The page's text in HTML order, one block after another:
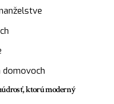
domovoch
ktorú moderný